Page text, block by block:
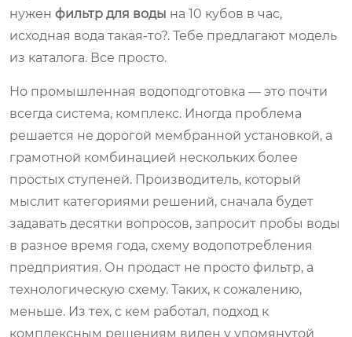
нужен фильтр для воды на 10 кубов в час,
исходная вода такая-то?. Тебе предлагают модель
из каталога. Все просто.
Но промышленная водоподготовка — это почти
всегда система, комплекс. Иногда проблема
решается не дорогой мембранной установкой, а
грамотной комбинацией нескольких более
простых ступеней. Производитель, который
мыслит категориями решений, сначала будет
задавать десятки вопросов, запросит пробы воды
в разное время года, схему водопотребления
предприятия. Он продаст не просто фильтр, а
технологическую схему. Таких, к сожалению,
меньше. Из тех, с кем работал, подход к
комплексным решениям виден у упомянутой